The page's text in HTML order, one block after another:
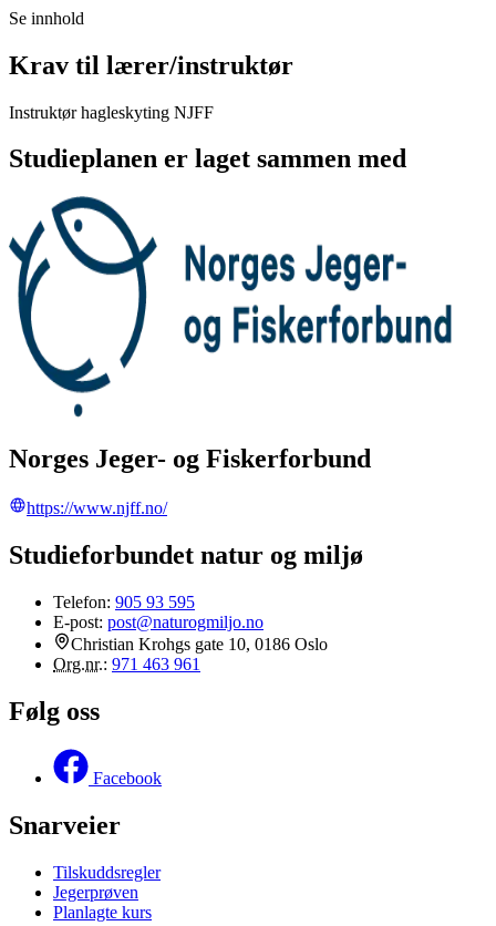
Se innhold
Krav til lærer/instruktør
Instruktør hagleskyting NJFF
Studieplanen er laget sammen med
Norges Jeger- og Fiskerforbund
https://www.njff.no/
Studieforbundet natur og miljø
Telefon: 905 93 595
E-post: post@naturogmiljo.no
Christian Krohgs gate 10, 0186 Oslo
Org.nr.: 971 463 961
Følg oss
Facebook
Snarveier
Tilskuddsregler
Jegerprøven
Planlagte kurs